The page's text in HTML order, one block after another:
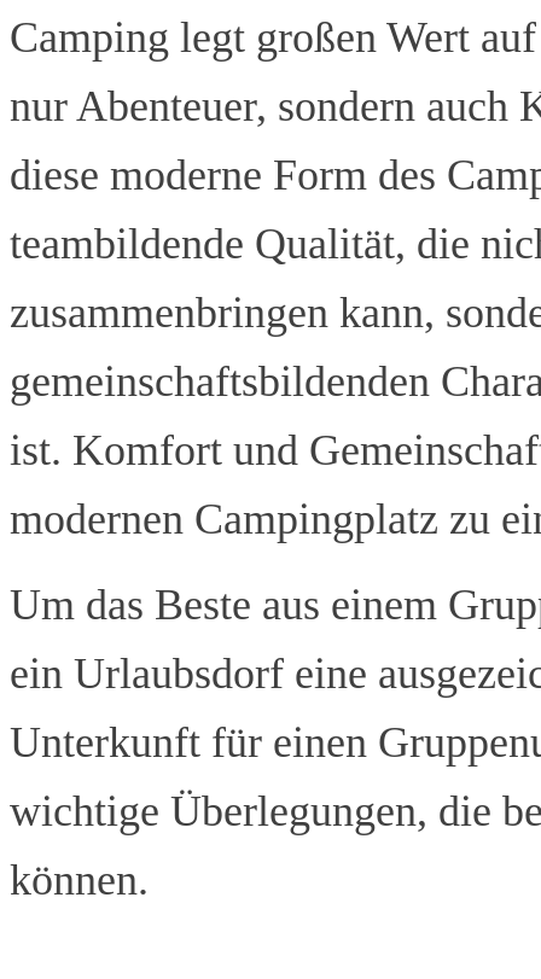
Camping legt großen Wert
nur Abenteuer, sondern
diese moderne Form des
teambildende Qualität, die
zusammenbringen kann,
gemeinschaftsbildenden
ist. Komfort und
modernen Campingplatz zu
Um das Beste aus einem
ein Urlaubsdorf eine
Unterkunft für einen
wichtige Überlegungen, die
können.